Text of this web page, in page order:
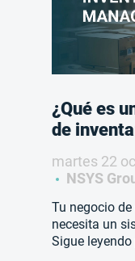
¿Qué es
de
martes 22
NSYS
Tu negocio
necesita un
Sigue